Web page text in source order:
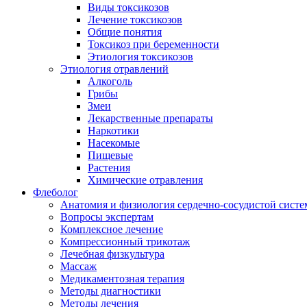
Виды токсикозов
Лечение токсикозов
Общие понятия
Токсикоз при беременности
Этиология токсикозов
Этиология отравлений
Алкоголь
Грибы
Змеи
Лекарственные препараты
Наркотики
Насекомые
Пищевые
Растения
Химические отравления
Флеболог
Анатомия и физиология сердечно-сосудистой
Вопросы экспертам
Комплексное лечение
Компрессионный трикотаж
Лечебная физкультура
Массаж
Медикаментозная терапия
Методы диагностики
Методы лечения